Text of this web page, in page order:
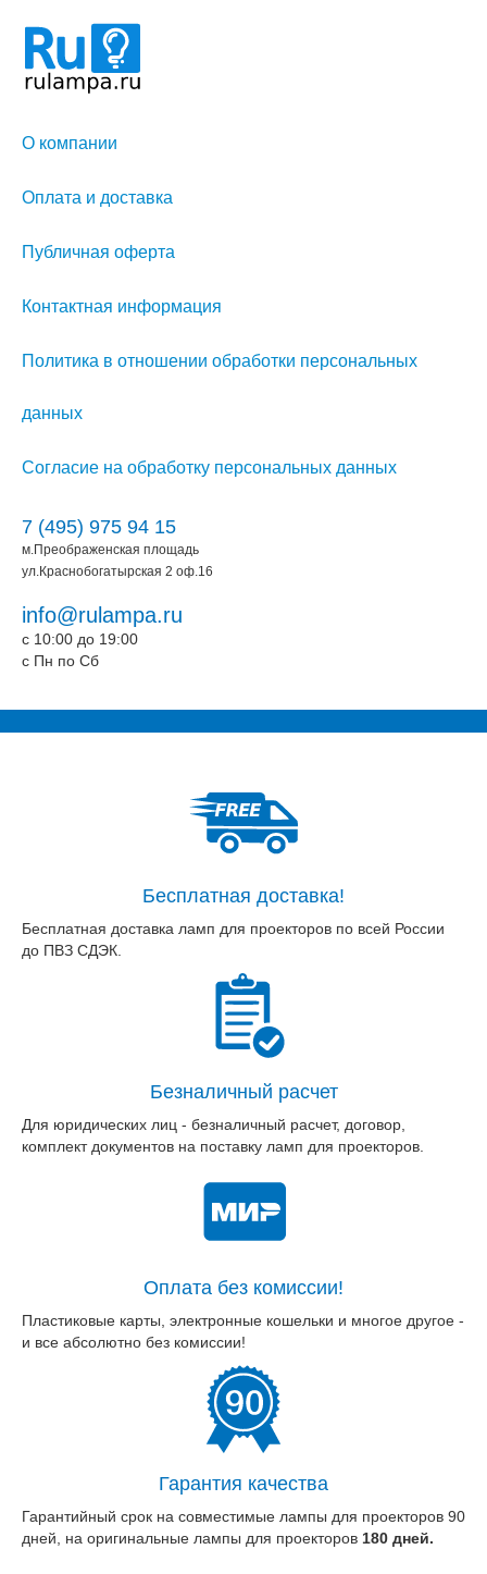
О компании
Оплата и доставка
Публичная оферта
Контактная информация
Политика в отношении обработки персональных
данных
Согласие на обработку персональных данных
7 (495) 975 94 15
м.Преображенская площадь
ул.Краснобогатырская 2 оф.16
info@rulampa.ru
c 10:00 до 19:00
c Пн по Сб
Бесплатная доставка!
Бесплатная доставка ламп для проекторов по всей России
до ПВЗ СДЭК.
Безналичный расчет
Для юридических лиц - безналичный расчет, договор,
комплект документов на поставку ламп для проекторов.
Оплата без комиссии!
Пластиковые карты, электронные кошельки и многое другое -
и все абсолютно без комиссии!
Гарантия качества
Гарантийный срок на совместимые лампы для проекторов 90
дней, на оригинальные лампы для проекторов 180 дней.